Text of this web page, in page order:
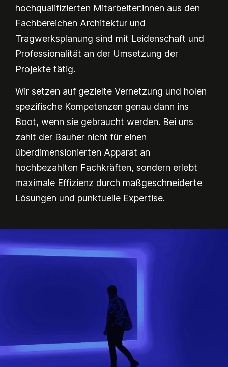
hochqualifizierten Mitarbeiter:innen aus den
Fachbereichen Architektur und
Tragwerksplanung sind mit Leidenschaft und
Professionalität an der Umsetzung der
Projekte tätig.
Wir setzen auf gezielte Vernetzung und holen
spezifische Kompetenzen genau dann ins
Boot, wenn sie gebraucht werden. Bei uns
zahlt der Bauher nicht für einen
überdimensionierten Apparat an
hochbezahlten Fachkräften, sondern erlebt
maximale Effizienz durch maßgeschneiderte
Lösungen und punktuelle Expertise.